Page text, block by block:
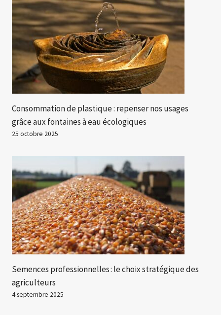
Consommation de plastique : repenser nos usages
grâce aux fontaines à eau écologiques
25 octobre 2025
Semences professionnelles : le choix stratégique des
agriculteurs
4 septembre 2025